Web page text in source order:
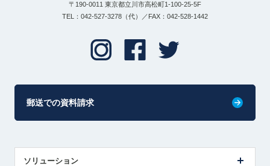
〒190-0011 東京都立川市高松町1-100-25-5F
TEL：042-527-3278（代）／FAX：042-528-1442
郵送での資料請求
ソリューション